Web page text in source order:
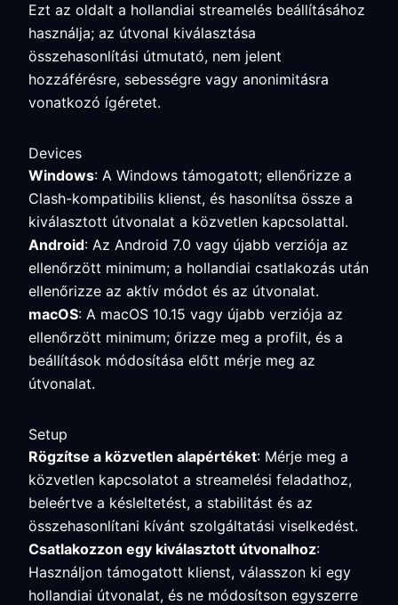
Ezt az oldalt a hollandiai streamelés beállításához
használja; az útvonal kiválasztása
összehasonlítási útmutató, nem jelent
hozzáférésre, sebességre vagy anonimitásra
vonatkozó ígéretet.
Devices
Windows: A Windows támogatott; ellenőrizze a
Clash-kompatibilis klienst, és hasonlítsa össze a
kiválasztott útvonalat a közvetlen kapcsolattal.
Android: Az Android 7.0 vagy újabb verziója az
ellenőrzött minimum; a hollandiai csatlakozás után
ellenőrizze az aktív módot és az útvonalat.
macOS: A macOS 10.15 vagy újabb verziója az
ellenőrzött minimum; őrizze meg a profilt, és a
beállítások módosítása előtt mérje meg az
útvonalat.
Setup
Rögzítse a közvetlen alapértéket: Mérje meg a
közvetlen kapcsolatot a streamelési feladathoz,
beleértve a késleltetést, a stabilitást és az
összehasonlítani kívánt szolgáltatási viselkedést.
Csatlakozzon egy kiválasztott útvonalhoz:
Használjon támogatott klienst, válasszon ki egy
hollandiai útvonalat, és ne módosítson egyszerre